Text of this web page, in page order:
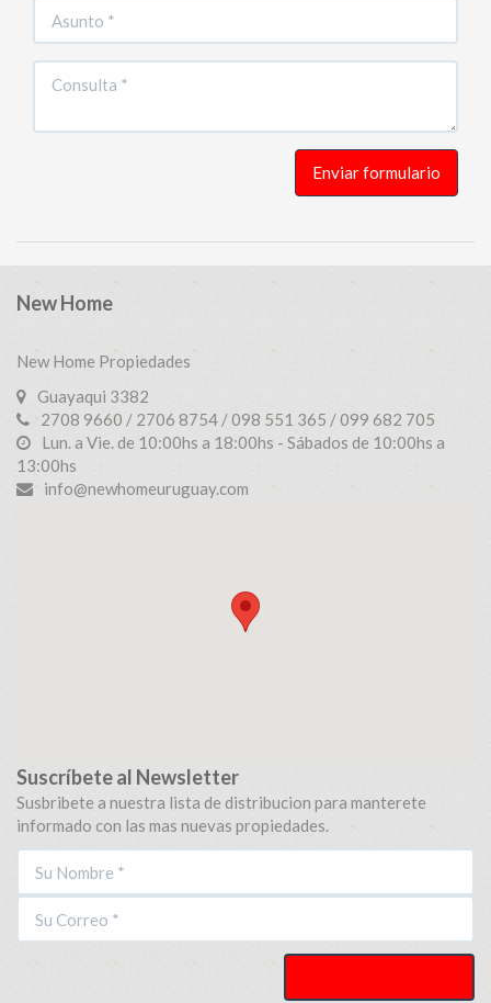
Enviar formulario
New Home
New Home Propiedades
Guayaqui 3382
2708 9660 / 2706 8754 / 098 551 365 / 099 682 705
Lun. a Vie. de 10:00hs a 18:00hs - Sábados de 10:00hs a
13:00hs
info@newhomeuruguay.com
Suscríbete al Newsletter
Susbribete a nuestra lista de distribucion para manterete
informado con las mas nuevas propiedades.